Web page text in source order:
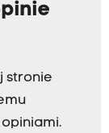
stronie